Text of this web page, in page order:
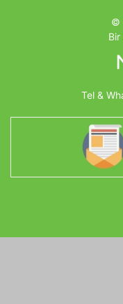
©
Tel &